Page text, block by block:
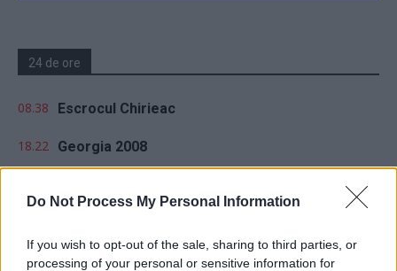
Do Not Process My Personal Information
If you wish to opt-out of the sale, sharing to third parties, or
processing of your personal or sensitive information for
24 de ore
08.38 Escrocul Chirieac
18.22 Georgia 2008